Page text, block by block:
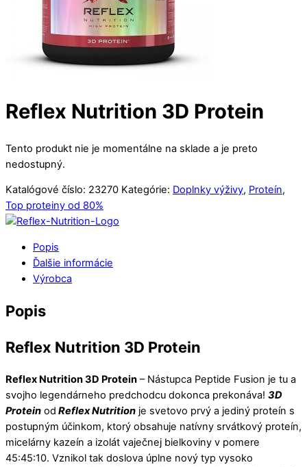
Reflex Nutrition 3D Protein
Tento produkt nie je momentálne na sklade a je preto
nedostupný.
Katalógové číslo: 23270 Kategórie: Doplnky výživy, Proteín,
Top proteiny od 80%
Popis
Ďalšie informácie
Výrobca
Popis
Reflex Nutrition 3D Protein
Reflex Nutrition 3D Protein – Nástupca Peptide Fusion je tu a
svojho legendárneho predchodcu dokonca prekonáva! 3D
Protein od Reflex Nutrition je svetovo prvý a jediný proteín s
postupným účinkom, ktorý obsahuje natívny srvátkový proteín,
micelárny kazeín a izolát vaječnej bielkoviny v pomere
45:45:10. Vznikol tak doslova úplne nový typ vysoko